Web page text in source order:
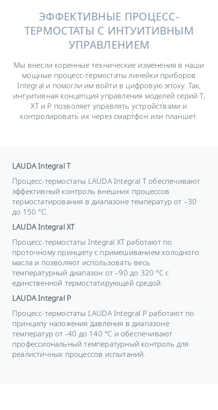
ЭФФЕКТИВНЫЕ ПРОЦЕСС-
ТЕРМОСТАТЫ С ИНТУИТИВНЫМ
УПРАВЛЕНИЕМ
Мы внесли коренные технические изменения в наши
мощные процесс-термостаты линейки приборов
Integral и помогли им войти в цифровую эпоху. Так,
интуитивная концепция управления моделей серий T,
XT и P позволяет управлять устройствами и
контролировать их через смартфон или планшет.
LAUDA Integral T
Процесс-термостаты LAUDA Integral T обеспечивают
эффективный контроль внешних процессов
термостатирования в диапазоне температур от –30
до 150 °C.
LAUDA Integral XT
Процесс-термостаты Integral XT работают по
проточному принципу с примешиванием холодного
масла и позволяют использовать весь
температурный диапазон от –90 до 320 °C с
единственной термостатирующей средой.
LAUDA Integral P
Процесс-термостаты LAUDA Integral P работают по
принципу наложения давления в диапазоне
температур от -40 до 140 °C и обеспечивают
профессиональный температурный контроль для
реалистичных процессов испытаний.